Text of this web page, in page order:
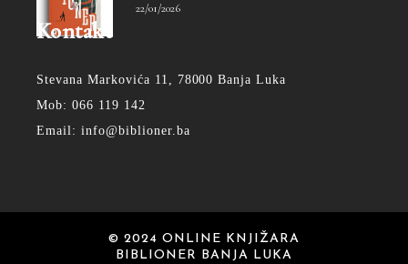
22/01/2026
Kontakt
Stevana Markovića 11, 78000 Banja Luka
Mob: 066 119 142
Email: info@biblioner.ba
© 2024 ONLINE KNJIŽARA
BIBLIONER BANJA LUKA